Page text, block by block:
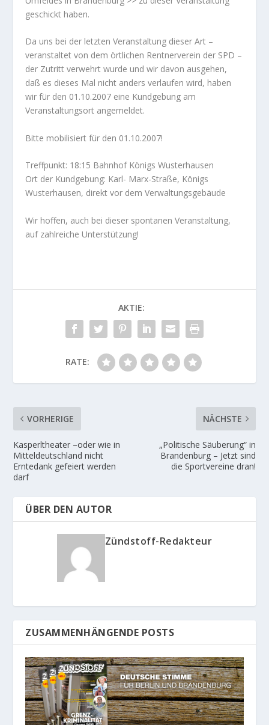
geschickt haben.
Da uns bei der letzten Veranstaltung dieser Art –
veranstaltet von dem örtlichen Rentnerverein der SPD –
der Zutritt verwehrt wurde und wir davon ausgehen,
daß es dieses Mal nicht anders verlaufen wird, haben
wir für den 01.10.2007 eine Kundgebung am
Veranstaltungsort angemeldet.
Bitte mobilisiert für den 01.10.2007!
Treffpunkt: 18:15 Bahnhof Königs Wusterhausen
Ort der Kundgebung: Karl- Marx-Straße, Königs
Wusterhausen, direkt vor dem Verwaltungsgebäude
Wir hoffen, auch bei dieser spontanen Veranstaltung,
auf zahlreiche Unterstützung!
AKTIE:
RATE:
VORHERIGE
Kasperltheater –oder wie in
Mitteldeutschland nicht
Erntedank gefeiert werden
darf
NÄCHSTE
„Politische Säuberung“ in
Brandenburg – Jetzt sind
die Sportvereine dran!
ÜBER DEN AUTOR
Zündstoff-Redakteur
ZUSAMMENHÄNGENDE POSTS